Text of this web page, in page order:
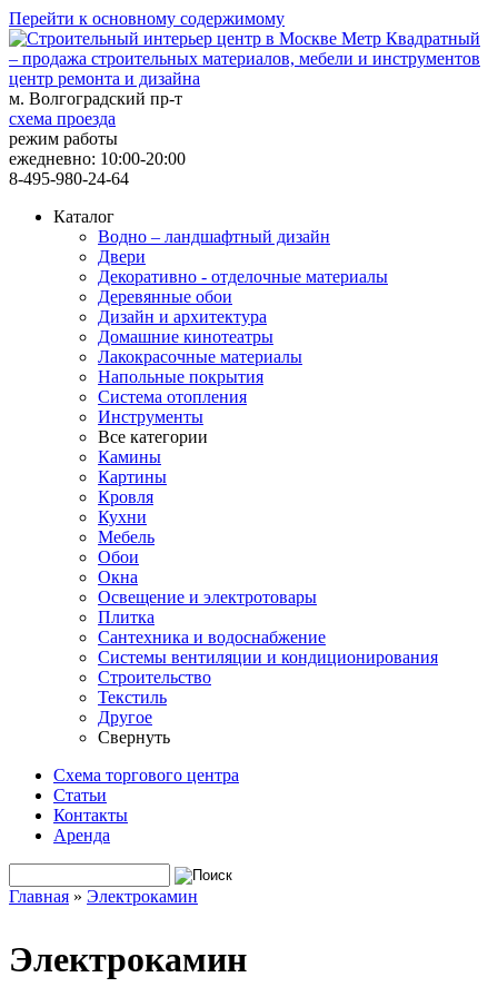
Перейти к основному содержимому
центр ремонта и дизайна
м. Волгоградский пр-т
схема проезда
режим работы
ежедневно: 10:00-20:00
8-495-980-24-64
Каталог
Водно – ландшафтный дизайн
Двери
Декоративно - отделочные материалы
Деревянные обои
Дизайн и архитектура
Домашние кинотеатры
Лакокрасочные материалы
Напольные покрытия
Система отопления
Инструменты
Все категории
Камины
Картины
Кровля
Кухни
Мебель
Обои
Окна
Освещение и электротовары
Плитка
Сантехника и водоснабжение
Системы вентиляции и кондиционирования
Строительство
Текстиль
Другое
Свернуть
Схема торгового центра
Статьи
Контакты
Аренда
Форма поиска
Главная » Электрокамин
Электрокамин